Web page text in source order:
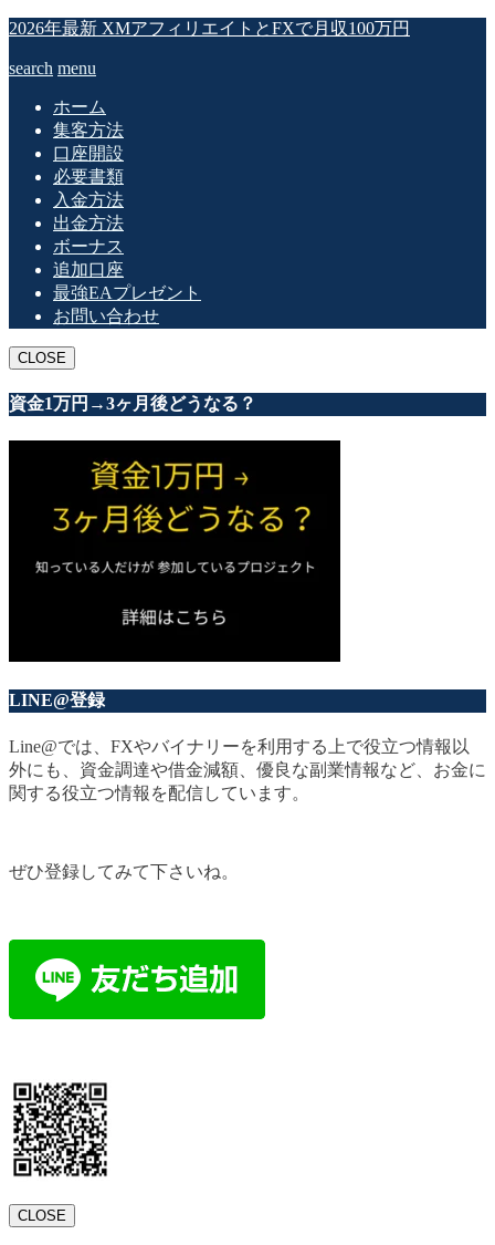
2026年最新 XMアフィリエイトとFXで月収100万円
search menu
ホーム
集客方法
口座開設
必要書類
入金方法
出金方法
ボーナス
追加口座
最強EAプレゼント
お問い合わせ
CLOSE
資金1万円→3ヶ月後どうなる？
LINE@登録
Line@では、FXやバイナリーを利用する上で役立つ情報以
外にも、資金調達や借金減額、優良な副業情報など、お金に
関する役立つ情報を配信しています。
ぜひ登録してみて下さいね。
CLOSE